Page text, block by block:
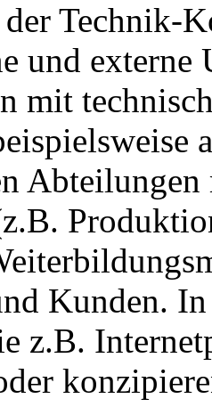
Technik-
und externe
mit
Kunden.
z.B.